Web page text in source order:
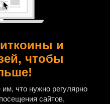
и
чтобы
что нужно регулярно
сайтов,